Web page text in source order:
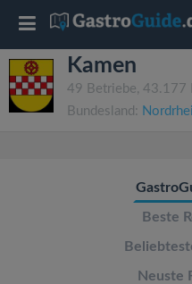
Kamen
49 Betriebe, 43.177
Bundesland:
Beste
Neuste
T
o
g